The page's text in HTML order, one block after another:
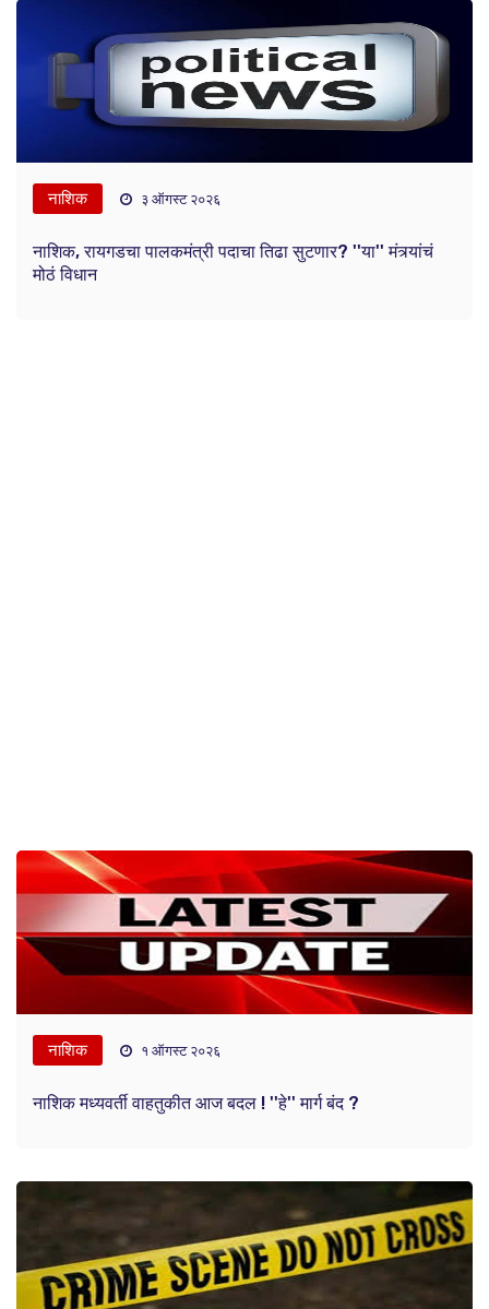
नाशिक ३ ऑगस्ट २०२६
नाशिक, रायगडचा पालकमंत्री पदाचा तिढा सुटणार? ''या'' मंत्र्यांचं
मोठं विधान
नाशिक १ ऑगस्ट २०२६
नाशिक मध्यवर्ती वाहतुकीत आज बदल ! ''हे'' मार्ग बंद ?